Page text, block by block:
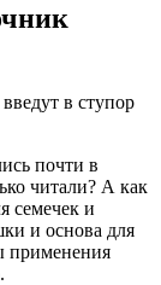
почти в
читали? А как
семечек и
и основа для
применения